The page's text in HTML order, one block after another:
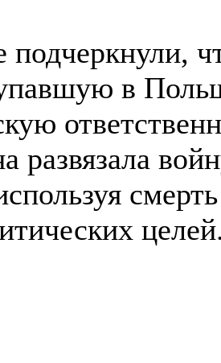
в
развязала